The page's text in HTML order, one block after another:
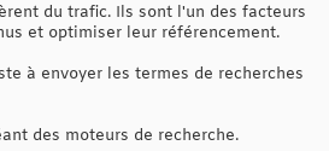
du trafic. Ils sont l'un des facteurs
et optimiser leur référencement.
à envoyer les termes de recherches
des moteurs de recherche.